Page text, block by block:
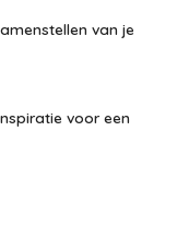
van je
voor een